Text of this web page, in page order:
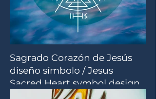
Sagrado Corazón de Jesús
diseño símbolo / Jesus
Sacred Heart symbol design